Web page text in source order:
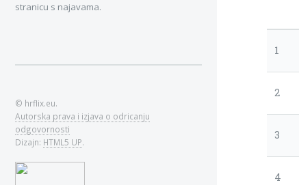
1
2
3
4
stranicu s najavama.
© hrflix.eu.
Autorska prava i izjava o odricanju
odgovornosti
Dizajn: HTML5 UP.